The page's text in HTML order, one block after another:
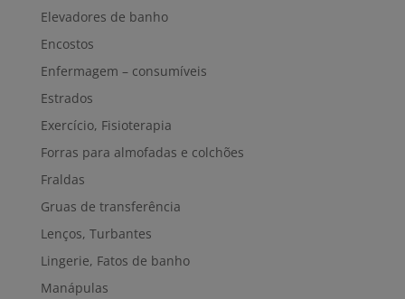
Elevadores de banho
Encostos
Enfermagem – consumíveis
Estrados
Exercício, Fisioterapia
Forras para almofadas e colchões
Fraldas
Gruas de transferência
Lenços, Turbantes
Lingerie, Fatos de banho
Manápulas